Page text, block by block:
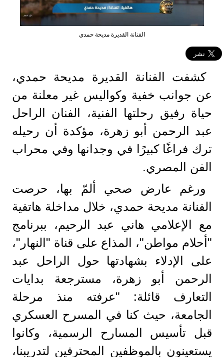
الفنانة القديرة مديحة حمدي
كشفت الفنانة القديرة مديحة حمدي،
عن جوانب خفية وكواليس غير معلنة من
حياة رفيق رحلتها الفنية، الفنان الراحل
عبد الرحمن أبو زهرة، مؤكدة أن رحيله
ترك فراغًا كبيرًا في وجدانها وفي محراب
الفن المصري.
ورغم عارض صحي ألمّ بها، حرصت
الفنانة مديحة حمدي، خلال مداخلة هاتفية
مع الإعلامي هاني عبد الرحيم، ببرنامج
"أحلام مواطن"، المذاع على قناة "النهار"،
على الإدلاء بشهادتها حول الراحل عبد
الرحمن أبو زهرة، مسترجعة بدايات
التعارف قائلة: "عرفته منذ مرحلة
الجامعة، حيث كنا في المسرح العسكري
قبل تأسيس المسارح الرسمية، وكانوا
يستعينون بالموظفين المحترفين لتدريبنا،